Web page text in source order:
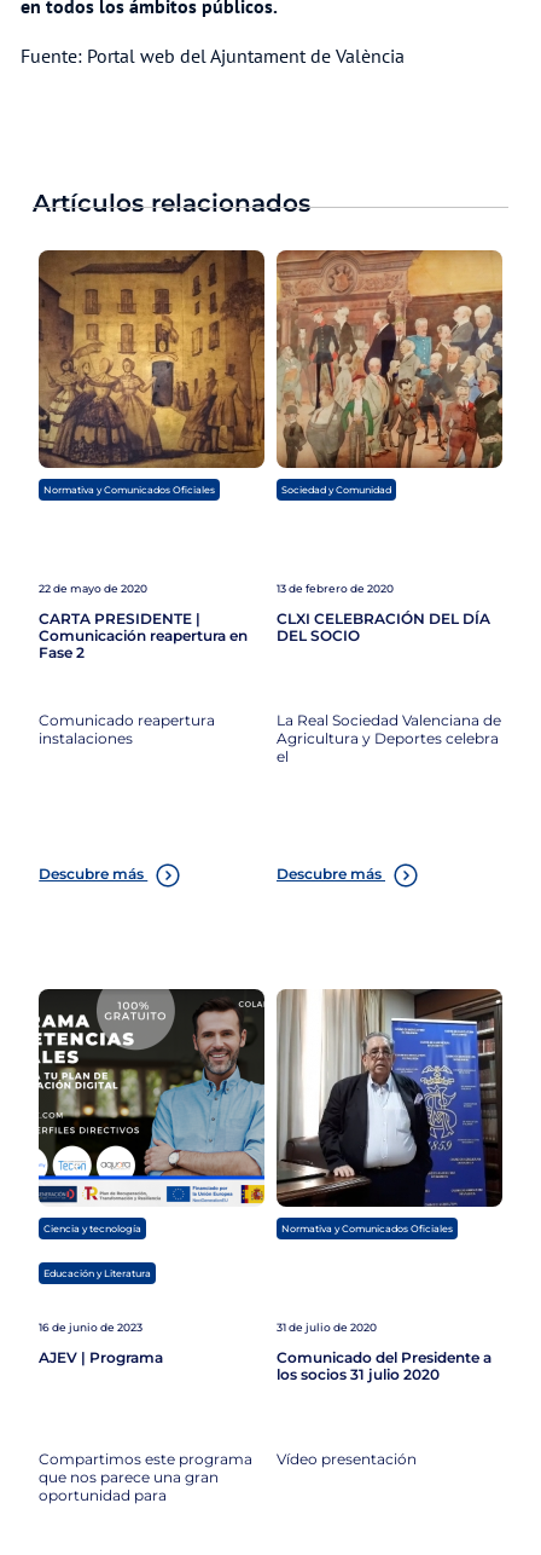
en todos los ámbitos públicos.
Fuente: Portal web del Ajuntament de València
Artículos relacionados
CARTA PRESIDENTE |
Comunicación reapertura en
Fase 2
22 de mayo de 2020
Normativa y Comunicados Oficiales
Comunicado reapertura
instalaciones
Descubre más
CLXI CELEBRACIÓN DEL DÍA
DEL SOCIO
13 de febrero de 2020
Sociedad y Comunidad
La Real Sociedad Valenciana de
Agricultura y Deportes celebra
el
Descubre más
AJEV | Programa
16 de junio de 2023
Ciencia y tecnología
Educación y Literatura
Compartimos este programa
que nos parece una gran
oportunidad para
Comunicado del Presidente a
los socios 31 julio 2020
31 de julio de 2020
Normativa y Comunicados Oficiales
Vídeo presentación